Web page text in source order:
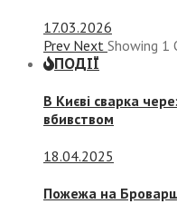
17.03.2026
Prev Next Showing 1
ПОДІЇ
В Києві сварка
вбивством
18.04.2025
Пожежа на